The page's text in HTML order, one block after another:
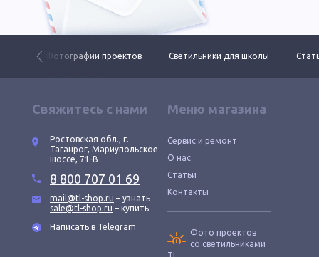
Фотографии проектов Светильники для школы
Свяжитесь с нами
Ростовская обл., г.
Таганрог, Мариупольское
шоссе, 71-В
8 800 707 01 69
mail@tl-shop.ru – узнать
sale@tl-shop.ru – купить
Написать в Telegram
Меню магазина
Сервис и ремонт
О нас
Статьи
Контакты
Фото проектов
со светильниками